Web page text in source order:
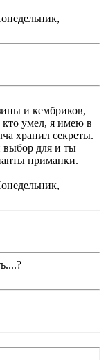
и кембриков,
кто умел, я имею в
хранил секреты.
выбор для и ты
приманки.